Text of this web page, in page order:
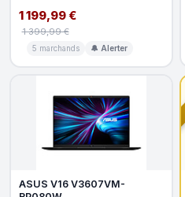
1 199,99 €
1 399,99 €
5 marchands 🔔 Alerter
ASUS V16 V3607VM-